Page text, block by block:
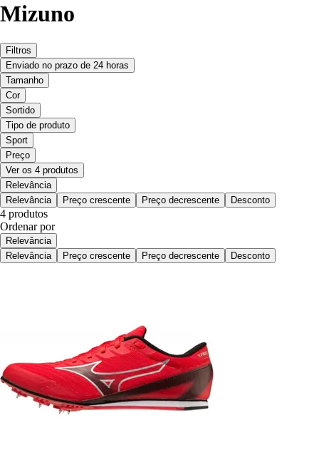
Mizuno
Filtros
Enviado no prazo de 24 horas
Tamanho
Cor
Sortido
Tipo de produto
Sport
Preço
Ver os 4 produtos
Relevância
Relevância
Preço crescente Preço decrescente Desconto
4 produtos
Ordenar por
Relevância
Relevância
Preço crescente Preço decrescente Desconto